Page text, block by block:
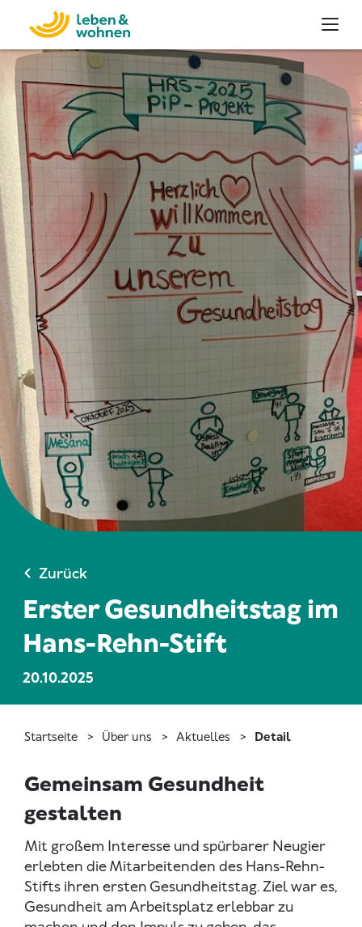
Zurück
Erster Gesundheitstag im
Hans-Rehn-Stift
20.10.2025
Startseite Über uns Aktuelles Detail
Gemeinsam Gesundheit
gestalten
Mit großem Interesse und spürbarer Neugier
erlebten die Mitarbeitenden des Hans-Rehn-
Stifts ihren ersten Gesundheitstag. Ziel war es,
Gesundheit am Arbeitsplatz erlebbar zu